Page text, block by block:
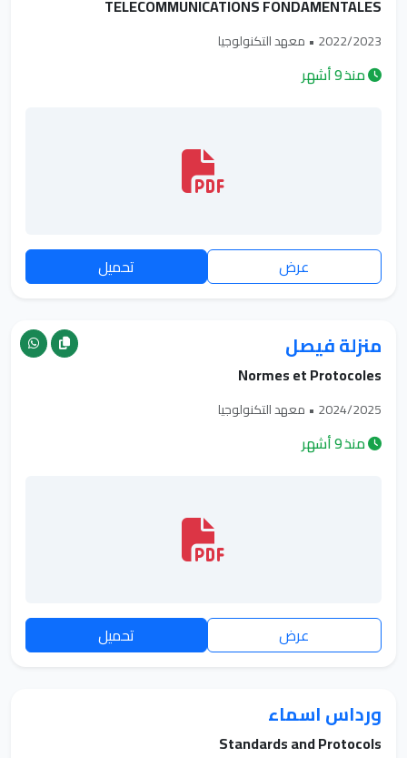
TELECOMMUNICATIONS FONDAMENTALES
2022/2023 • معهد التكنولوجيا
منذ 9 أشهر
عرض تحميل
منزلة فيصل
Normes et Protocoles
2024/2025 • معهد التكنولوجيا
منذ 9 أشهر
عرض تحميل
ورداس اسماء
Standards and Protocols